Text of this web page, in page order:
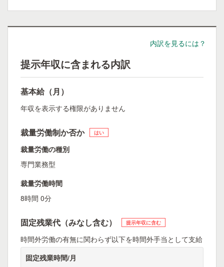
内訳を見るには？
提示年収に含まれる内訳
基本給（月）
年収を表示する権限がありません
裁量労働制か否か はい
裁量労働の種別
専門業務型
裁量労働時間
8時間 0分
固定残業代（みなし含む） 提示年収に含む
時間外労働の有無に関わらず以下を時間外手当として支給
固定残業時間/月